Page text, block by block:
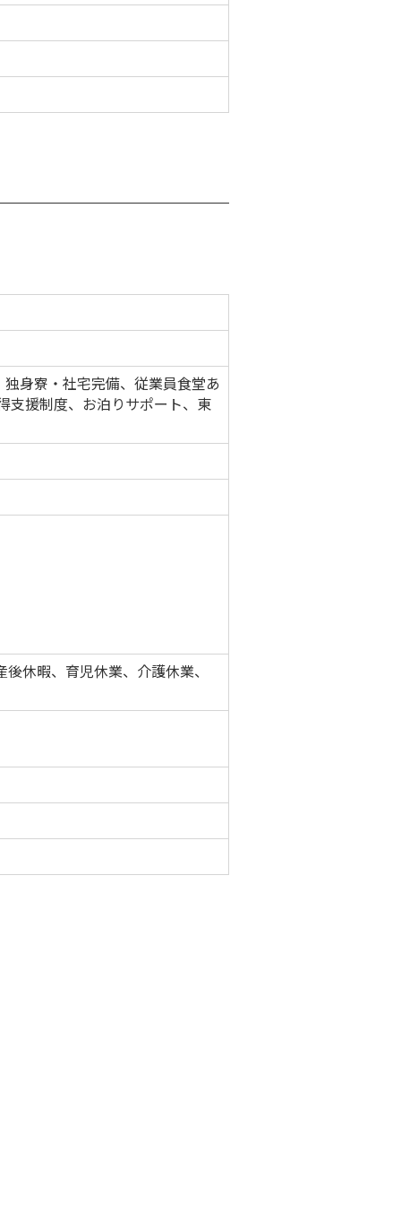
身寮・社宅完備、従業員食堂あ
支援制度、お泊りサポート、東
休暇、育児休業、介護休業、